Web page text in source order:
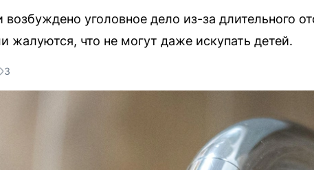
уголовное дело из-за длительного
жалуются, что не могут даже искупать детей.
3